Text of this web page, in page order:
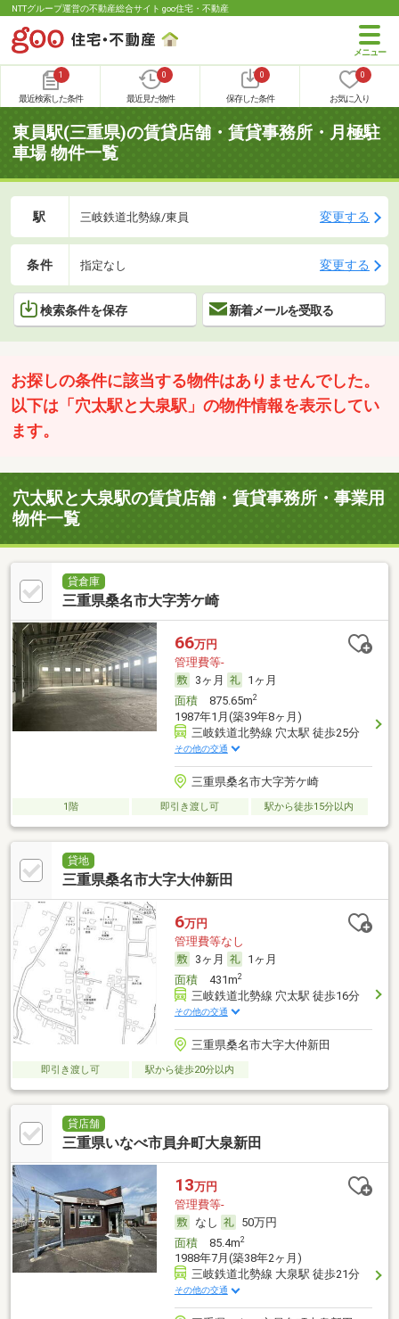
NTTグループ運営の不動産総合サイト goo住宅・不動産
1
最近検索した条件
0
最近見た物件
0
保存した条件
0
お気に入り
東員駅(三重県)の賃貸店舗・賃貸事務所・月極駐
車場 物件一覧
駅 三岐鉄道北勢線/東員 変更する
条件 指定なし 変更する
検索条件を保存 新着メールを受取る
お探しの条件に該当する物件はありませんでした。
以下は「穴太駅と大泉駅」の物件情報を表示してい
ます。
穴太駅と大泉駅の賃貸店舗・賃貸事務所・事業用
物件一覧
貸倉庫
三重県桑名市大字芳ケ崎
66万円
管理費等-
3ヶ月
1ヶ月
面積875.65m2
1987年1月(築39年8ヶ月)
三岐鉄道北勢線 穴太駅 徒歩25分
その他の交通
三重県桑名市大字芳ケ崎
1階 即引き渡し可 駅から徒歩15分以内
貸地
三重県桑名市大字大仲新田
6万円
管理費等なし
3ヶ月
1ヶ月
面積431m2
三岐鉄道北勢線 穴太駅 徒歩16分
その他の交通
三重県桑名市大字大仲新田
即引き渡し可 駅から徒歩20分以内
貸店舗
三重県いなべ市員弁町大泉新田
13万円
管理費等-
なし
50万円
面積85.4m2
1988年7月(築38年2ヶ月)
三岐鉄道北勢線 大泉駅 徒歩21分
その他の交通